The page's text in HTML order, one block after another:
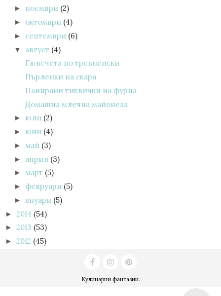
► ноември (2)
► октомври (4)
► септември (6)
▼ август (4)
Гювечета по тревненски
Пърленки на скара
Панирани тиквички на фурна
Домашна млечна майонеза
► юли (2)
► юни (4)
► май (3)
► април (3)
► март (5)
► февруари (5)
► януари (5)
► 2014 (54)
► 2013 (53)
► 2012 (45)
Кулинарни фантазии.